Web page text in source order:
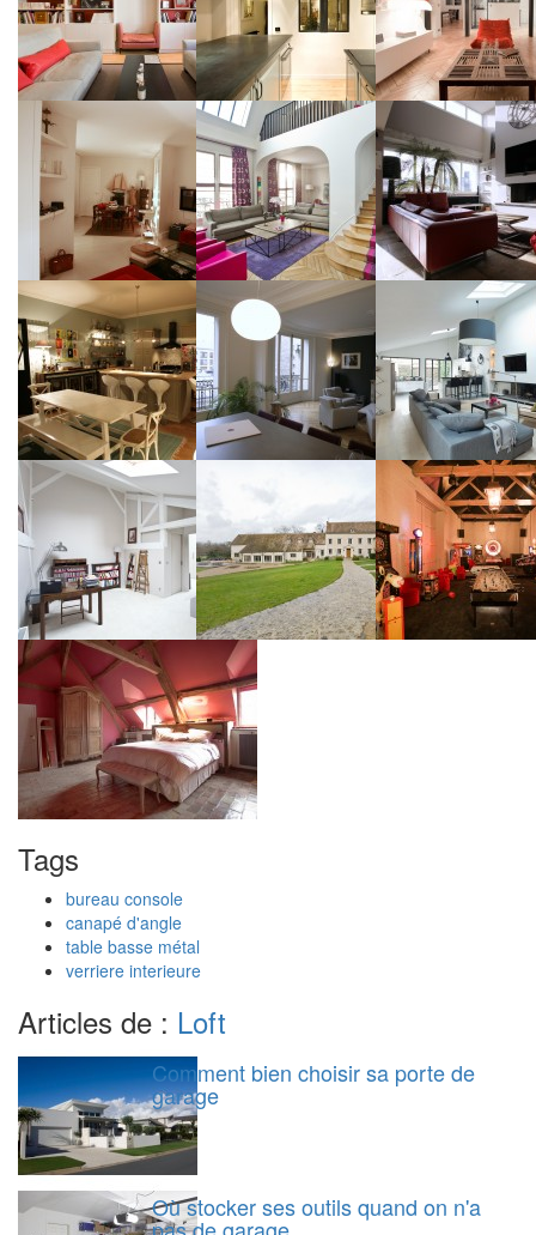
Tags
bureau console
canapé d'angle
table basse métal
verriere interieure
Articles de : Loft
Comment bien choisir sa porte de
garage
Où stocker ses outils quand on n'a
pas de garage